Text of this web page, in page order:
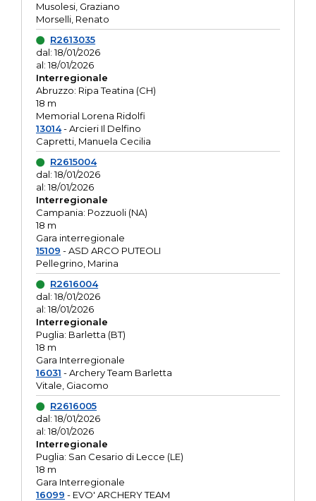
Musolesi, Graziano
Morselli, Renato
R2613035
dal: 18/01/2026
al: 18/01/2026
Interregionale
Abruzzo: Ripa Teatina (CH)
18 m
Memorial Lorena Ridolfi
13014- Arcieri Il Delfino
Capretti, Manuela Cecilia
R2615004
dal: 18/01/2026
al: 18/01/2026
Interregionale
Campania: Pozzuoli (NA)
18 m
Gara interregionale
15109 - ASD ARCO PUTEOLI
Pellegrino, Marina
R2616004
dal: 18/01/2026
al: 18/01/2026
Interregionale
Puglia: Barletta (BT)
18 m
Gara Interregionale
16031 - Archery Team Barletta
Vitale, Giacomo
R2616005
dal: 18/01/2026
al: 18/01/2026
Interregionale
Puglia: San Cesario di Lecce (LE)
18 m
Gara Interregionale
16099 - EVO' ARCHERY TEAM